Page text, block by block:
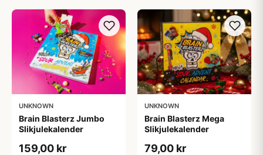
UNKNOWN
Brain Blasterz Jumbo
Slikjulekalender
159,00 kr
UNKNOWN
Brain Blasterz Mega
Slikjulekalender
79,00 kr